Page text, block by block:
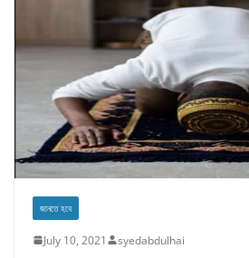
জানতে হবে
July 10, 2021 syedabdulhai